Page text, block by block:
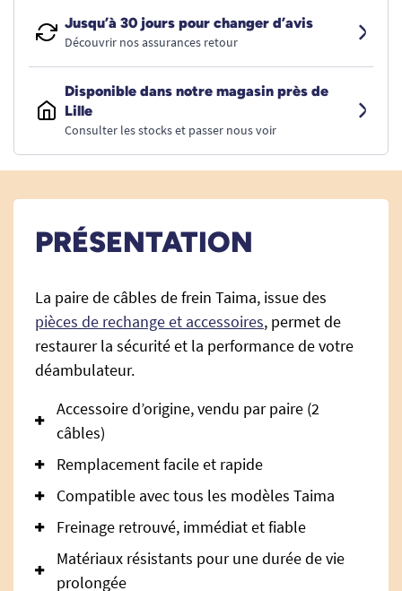
Jusqu’à 30 jours pour changer d’avis
Découvrir nos assurances retour
Disponible dans notre magasin près de
Lille
Consulter les stocks et passer nous voir
PRÉSENTATION
La paire de câbles de frein Taima, issue des
pièces de rechange et accessoires, permet de
restaurer la sécurité et la performance de votre
déambulateur.
Accessoire d’origine, vendu par paire (2
câbles)
Remplacement facile et rapide
Compatible avec tous les modèles Taima
Freinage retrouvé, immédiat et fiable
Matériaux résistants pour une durée de vie
prolongée